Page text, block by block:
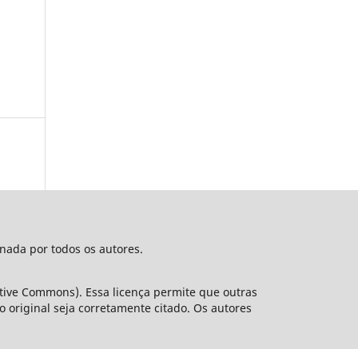
por todos os autores.
Commons). Essa licença permite que outras
original seja corretamente citado. Os autores